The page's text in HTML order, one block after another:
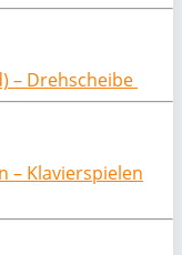
– Drehscheibe
– Klavierspielen